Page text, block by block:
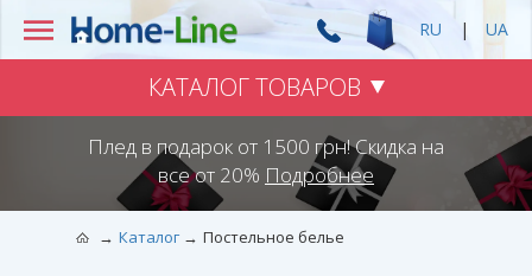
RU | UA
КАТАЛОГ ТОВАРОВ
Плед в подарок от 1500 грн! Скидка на
все от 20% Подробнее
Каталог Постельное белье